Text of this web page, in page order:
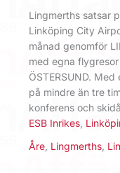
Lingmerths satsar
Linköping City
månad genomför
med egna
ÖSTERSUND.
på mindre än tre
konferens och
ESB Inrikes
Åre Lingmerths